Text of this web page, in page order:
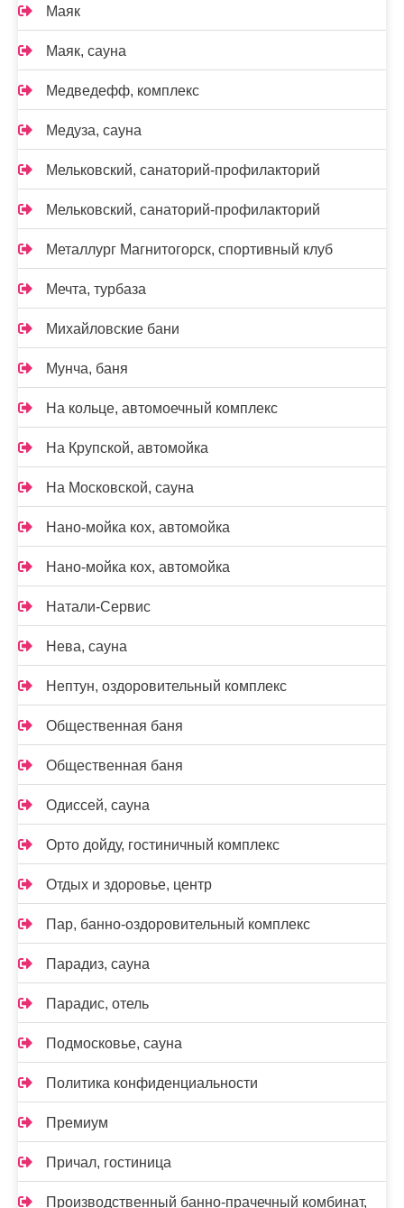
Маяк
Маяк, сауна
Медведефф, комплекс
Медуза, сауна
Мельковский, санаторий-профилакторий
Мельковский, санаторий-профилакторий
Металлург Магнитогорск, спортивный клуб
Мечта, турбаза
Михайловские бани
Мунча, баня
На кольце, автомоечный комплекс
На Крупской, автомойка
На Московской, сауна
Нано-мойка кох, автомойка
Нано-мойка кох, автомойка
Натали-Сервис
Нева, сауна
Нептун, оздоровительный комплекс
Общественная баня
Общественная баня
Одиссей, сауна
Орто дойду, гостиничный комплекс
Отдых и здоровье, центр
Пар, банно-оздоровительный комплекс
Парадиз, сауна
Парадис, отель
Подмосковье, сауна
Политика конфиденциальности
Премиум
Причал, гостиница
Производственный банно-прачечный комбинат,